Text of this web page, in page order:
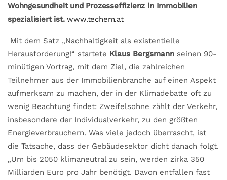
Wohngesundheit und Prozesseffizienz in Immobilien
spezialisiert ist.www.techem.at
Mit dem Satz „Nachhaltigkeit als existentielle
Herausforderung!“ startete Klaus Bergsmann seinen 90-
minütigen Vortrag, mit dem Ziel, die zahlreichen
Teilnehmer aus der Immobilienbranche auf einen Aspekt
aufmerksam zu machen, der in der Klimadebatte oft zu
wenig Beachtung findet: Zweifelsohne zählt der Verkehr,
insbesondere der Individualverkehr, zu den größten
Energieverbrauchern. Was viele jedoch überrascht, ist
die Tatsache, dass der Gebäudesektor dicht danach folgt.
„Um bis 2050 klimaneutral zu sein, werden zirka 350
Milliarden Euro pro Jahr benötigt. Davon entfallen fast